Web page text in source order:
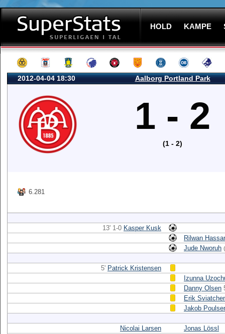
HOLD KAMPE
2012-04-04 18:30 Aalborg Portland Park
1 - 2
(1 - 2)
6.281
13' 1-0 Kasper Kusk
Rilwan
Jude Nworuh (
5' Patrick Kristensen
Izunna
Danny Olsen
Erik
Jakob
Nicolai Larsen
Jonas Lössl